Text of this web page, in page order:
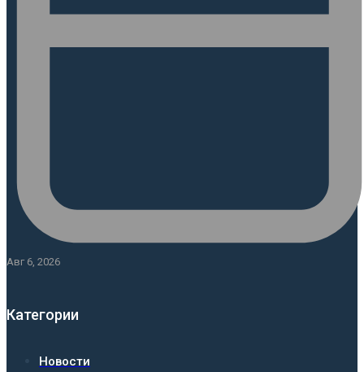
Авг 6, 2026
Категории
Новости